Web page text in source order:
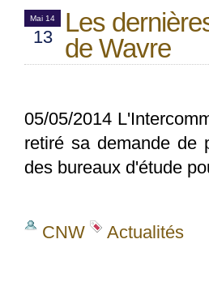
Mai 14
13
Les
de Wavre
05/05/2014
retiré sa demande de
des bureaux d'étude
CNW Actualités